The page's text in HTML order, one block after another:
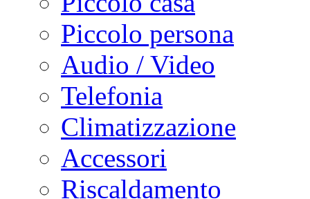
Piccolo persona
Audio / Video
Telefonia
Climatizzazione
Accessori
Riscaldamento